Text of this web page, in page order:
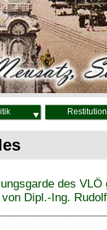
Restitution
des
Dipl.-Ing.